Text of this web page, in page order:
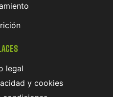
legal
y cookies